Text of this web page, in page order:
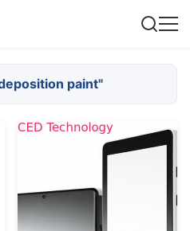
paint"